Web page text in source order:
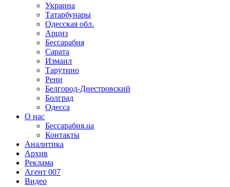
Украина
Татарбунары
Одесская обл.
Арциз
Бессарабия
Сарата
Измаил
Тарутино
Рени
Белгород-Днестровский
Болград
Одесса
О нас
Бессарабия.ua
Контакты
Аналитика
Архив
Реклама
Агент 007
Видео